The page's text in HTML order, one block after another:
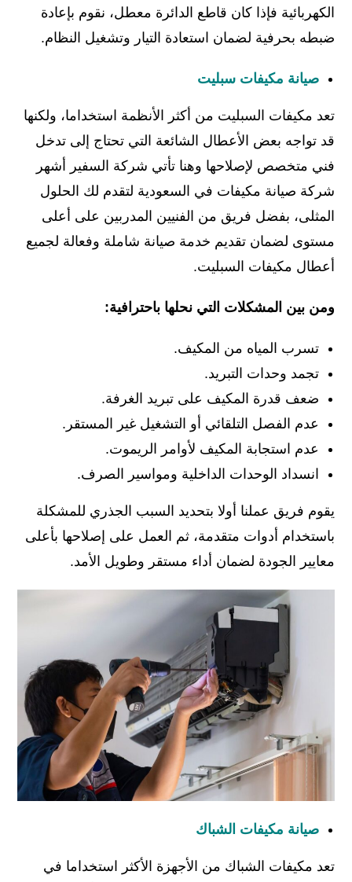
الكهربائية فإذا كان قاطع الدائرة معطل، نقوم بإعادة
ضبطه بحرفية لضمان استعادة التيار وتشغيل النظام.
صيانة مكيفات سبليت
تعد مكيفات السبليت من أكثر الأنظمة استخداما، ولكنها
قد تواجه بعض الأعطال الشائعة التي تحتاج إلى تدخل
فني متخصص لإصلاحها وهنا تأتي شركة السفير أشهر
شركة صيانة مكيفات في السعودية لتقدم لك الحلول
المثلى، بفضل فريق من الفنيين المدربين على أعلى
مستوى لضمان تقديم خدمة صيانة شاملة وفعالة لجميع
أعطال مكيفات السبليت.
ومن بين المشكلات التي نحلها باحترافية:
تسرب المياه من المكيف.
تجمد وحدات التبريد.
ضعف قدرة المكيف على تبريد الغرفة.
عدم الفصل التلقائي أو التشغيل غير المستقر.
عدم استجابة المكيف لأوامر الريموت.
انسداد الوحدات الداخلية ومواسير الصرف.
يقوم فريق عملنا أولا بتحديد السبب الجذري للمشكلة
باستخدام أدوات متقدمة، ثم العمل على إصلاحها بأعلى
معايير الجودة لضمان أداء مستقر وطويل الأمد.
صيانة مكيفات الشباك
تعد مكيفات الشباك من الأجهزة الأكثر استخداما في